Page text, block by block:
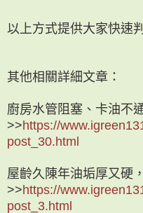
以上方式提供大家快速
其他相關詳細文章：
廚房水管阻塞、卡油不
>>https://
post_30.html
屋齡久陳年油垢厚又硬
>>https://
post_3.html